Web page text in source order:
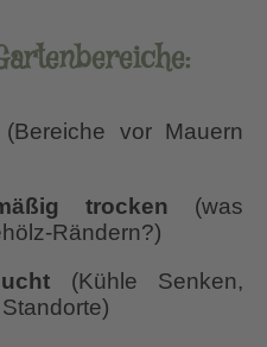
:
(Bereiche vor Mauern
trocken (was
Rändern?)
(Kühle Senken,